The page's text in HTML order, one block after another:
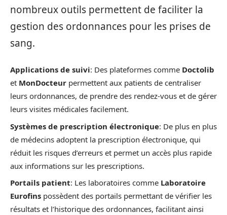
nombreux outils permettent de faciliter la
gestion des ordonnances pour les prises de
sang.
Applications de suivi: Des plateformes comme Doctolib
et MonDocteur permettent aux patients de centraliser
leurs ordonnances, de prendre des rendez-vous et de gérer
leurs visites médicales facilement.
Systèmes de prescription électronique: De plus en plus
de médecins adoptent la prescription électronique, qui
réduit les risques d’erreurs et permet un accès plus rapide
aux informations sur les prescriptions.
Portails patient: Les laboratoires comme Laboratoire
Eurofins possèdent des portails permettant de vérifier les
résultats et l’historique des ordonnances, facilitant ainsi